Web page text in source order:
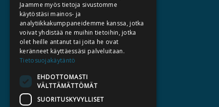
TEKIJÄT
KATALOGIT
AJANKOHTAISTA
HALUATKO KIRJAILIJAKSI
KIRJA TILAUSTYÖNÄ
MEDIALLE
LASKUTUSOSOITTEET
Jaamme myös tietoja sivustomme
käytöstäsi mainos- ja
analytiikkakumppaneidemme kanssa, jotka
voivat yhdistää ne muihin tietoihin, jotka
olet heille antanut tai joita he ovat
keränneet käyttäessäsi palveluitaan.
Tietosuojakäytäntö
EHDOTTOMASTI
VÄLTTÄMÄTTÖMÄT
SUORITUSKYVYLLISET